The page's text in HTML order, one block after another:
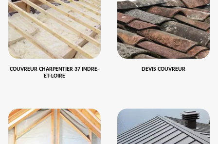
COUVREUR CHARPENTIER 37 INDRE-
ET-LOIRE
DEVIS COUVREUR